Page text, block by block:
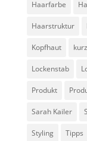
Haarfarbe
Haarstruktur
Kopfhaut
Lockenstab
Produkt
Sarah Kailer
Styling Tipps